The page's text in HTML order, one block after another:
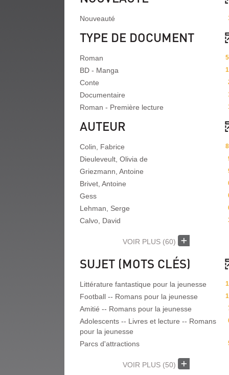
Nouveauté
TYPE DE DOCUMENT
Roman
BD - Manga
Conte
Documentaire
Roman - Première lecture
AUTEUR
Colin, Fabrice
Dieuleveult, Olivia de
Griezmann, Antoine
Brivet, Antoine
Gess
Lehman, Serge
Calvo, David
VOIR PLUS (60)
SUJET (MOTS CLÉS)
Littérature fantastique pour la jeunesse
Football -- Romans pour la jeunesse
Amitié -- Romans pour la jeunesse
Adolescents -- Livres et lecture -- Romans
pour la jeunesse
Parcs d'attractions
VOIR PLUS (50)